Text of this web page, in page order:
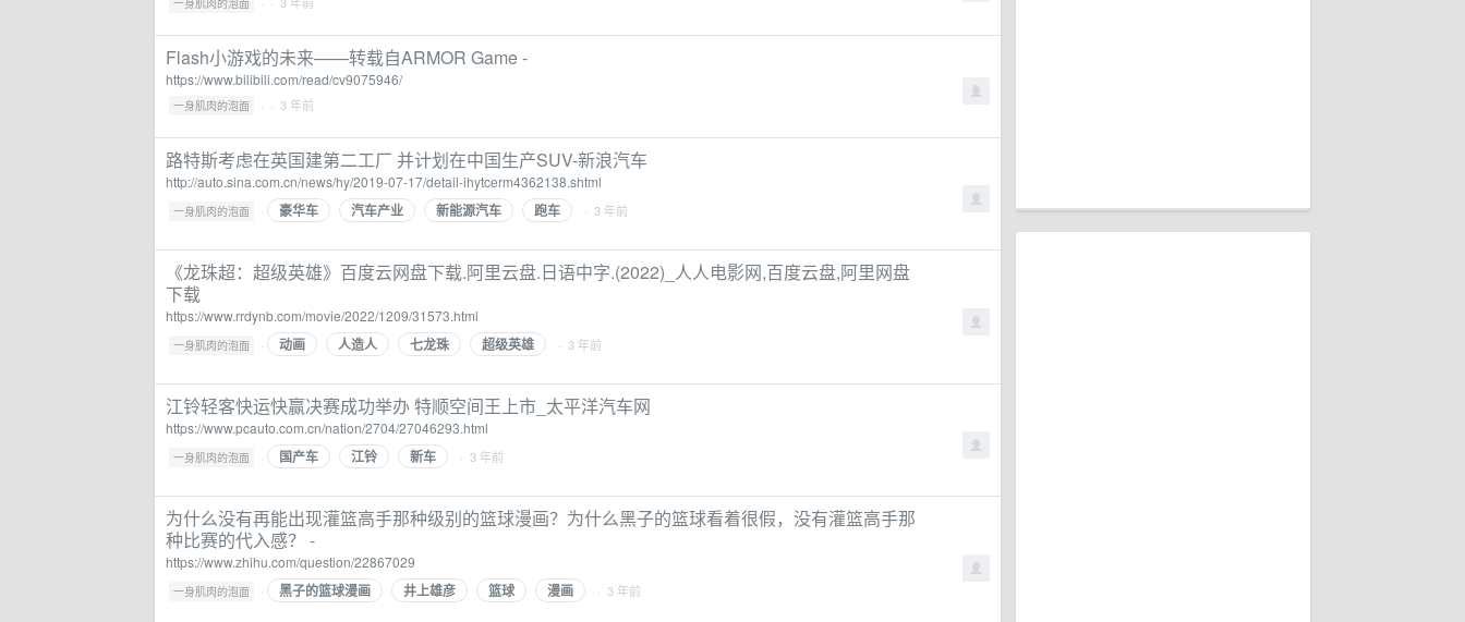
一身肌肉的泡面
Flash小游戏的未来——转载自ARMOR Game -
https://www.bilibili.com/read/cv9075946/
一身肌肉的泡面 · · 3 年前
路特斯考虑在英国建第二工厂 并计划在中国生产SUV-新浪汽车
http://auto.sina.com.cn/news/hy/2019-07-17/detail-ihytcerm4362138.shtml
一身肌肉的泡面 · 豪华车 汽车产业 新能源汽车 跑车 · 3 年前
《龙珠超：超级英雄》百度云网盘下载.阿里云盘.日语中字.(2022)_人人电影网,百度云盘,阿里网盘
下载
https://www.rrdynb.com/movie/2022/1209/31573.html
一身肌肉的泡面 · 动画 人造人 七龙珠 超级英雄 · 3 年前
江铃轻客快运快赢决赛成功举办 特顺空间王上市_太平洋汽车网
https://www.pcauto.com.cn/nation/2704/27046293.html
一身肌肉的泡面 · 国产车 江铃 新车 · 3 年前
为什么没有再能出现灌篮高手那种级别的篮球漫画？为什么黑子的篮球看着很假，没有灌篮高手那
种比赛的代入感？ -
https://www.zhihu.com/question/22867029
一身肌肉的泡面 · 黑子的篮球漫画 井上雄彦 篮球 漫画 · 3 年前